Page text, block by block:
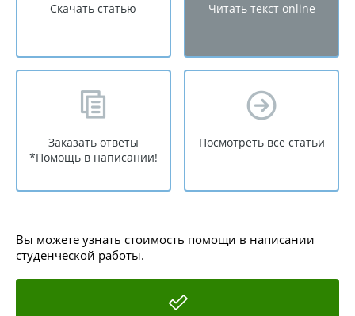
Скачать статью Читать текст online
Заказать ответы
*Помощь в написании!
Посмотреть все статьи
Вы можете узнать стоимость помощи в написании
студенческой работы.